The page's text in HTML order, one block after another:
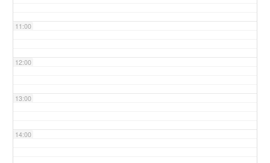
11:00
12:00
13:00
14:00